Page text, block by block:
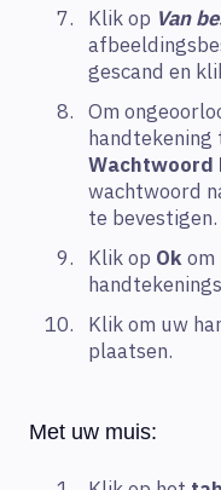
Klik op Van
gescand en
Om
handtekening
Wachtwoord
wachtwoord
te bevestigen.
Klik op Okom
Klik om uw
plaatsen.
Met uw muis: